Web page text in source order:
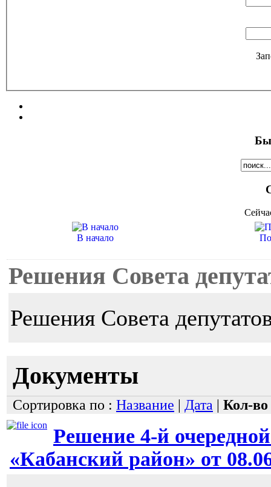
В начало
Решения Совета
Решения Совета
Документы
Сортировка по : Название | Дата | Кол-во
Решение 4-й
«Кабанский район» от